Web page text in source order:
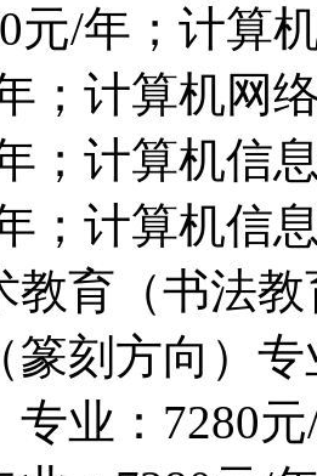
元/年；计算
；计算机网
；计算机信
；计算机信
教育（书法
篆刻方向）
专业：7280